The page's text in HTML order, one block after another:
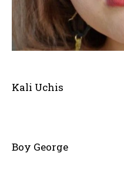
Kali Uchis
Boy George